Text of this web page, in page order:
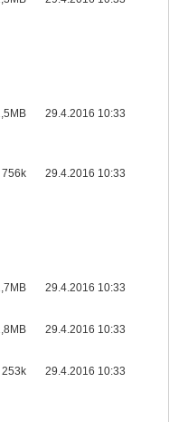
29.4.2016 10:33
756k 29.4.2016 10:33
29.4.2016 10:33
29.4.2016 10:33
253k 29.4.2016 10:33